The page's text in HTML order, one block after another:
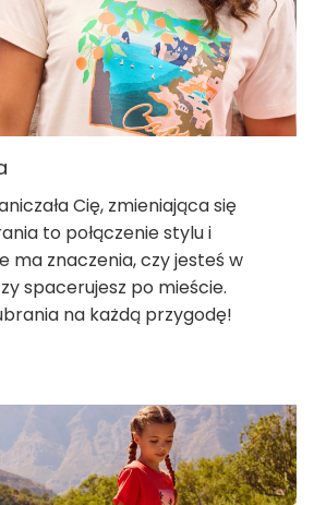
Cię, zmieniająca się
to połączenie stylu i
ma znaczenia, czy jesteś w
spacerujesz po mieście.
na każdą przygodę!